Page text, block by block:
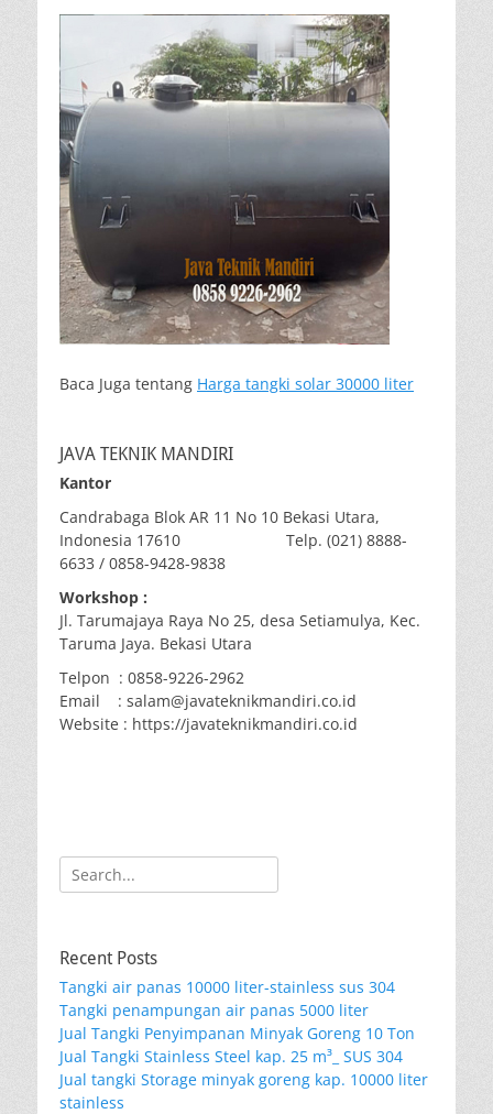
Baca Juga tentang Harga tangki solar 30000 liter
JAVA TEKNIK MANDIRI
Kantor
Candrabaga Blok AR 11 No 10 Bekasi Utara,
Indonesia 17610 Telp. (021) 8888-
6633 / 0858-9428-9838
Workshop :
Jl. Tarumajaya Raya No 25, desa Setiamulya, Kec.
Taruma Jaya. Bekasi Utara
Telpon : 0858-9226-2962
Email : salam@javateknikmandiri.co.id
Website : https://javateknikmandiri.co.id
Search
for:
Recent Posts
Tangki air panas 10000 liter-stainless sus 304
Tangki penampungan air panas 5000 liter
Jual Tangki Penyimpanan Minyak Goreng 10 Ton
Jual Tangki Stainless Steel kap. 25 m³_ SUS 304
Jual tangki Storage minyak goreng kap. 10000 liter
stainless